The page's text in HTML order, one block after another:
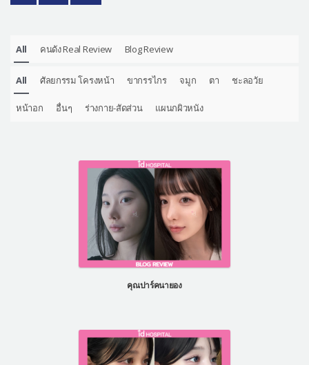
All คนดัง Real Review Blog Review
All ศัลยกรรม โครงหน้า ขากรรไกร จมูก ตา ชะลอวัย
หน้าอก อื่นๆ ร่างกาย-สัดส่วน แผนกผิวหนัง
คุณปาร์คนายอง